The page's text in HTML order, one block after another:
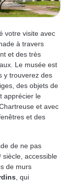
votre visite avec
à travers
et des très
Le musée est
y trouverez des
des objets de
apprécier le
et avec
et des
de ne pas
siècle, accessible
de murs
, qui